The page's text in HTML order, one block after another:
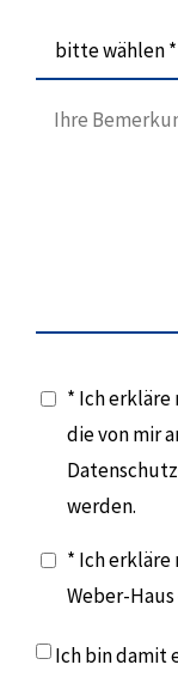
bitte wählen *
* Ich erkläre
die von mir
werden.
* Ich erkläre
Weber-
Ich bin damit